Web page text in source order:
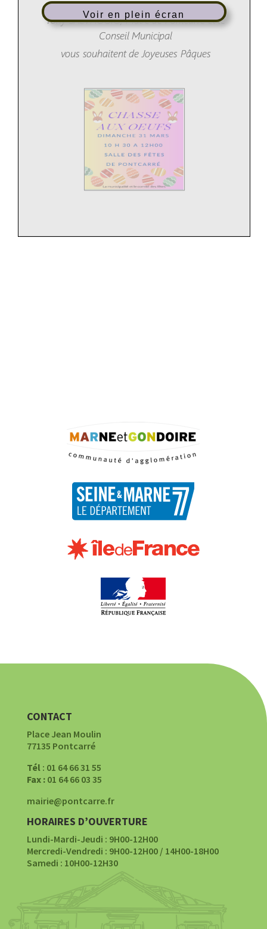
Voir en plein écran
CONTACT
Place Jean Moulin
77135 Pontcarré
Tél : 01 64 66 31 55
Fax :01 64 66 03 35
mairie@pontcarre.fr
HORAIRES D’OUVERTURE
Lundi-Mardi-Jeudi : 9H00-12H00
Mercredi-Vendredi : 9H00-12H00 / 14H00-18H00
Samedi : 10H00-12H30